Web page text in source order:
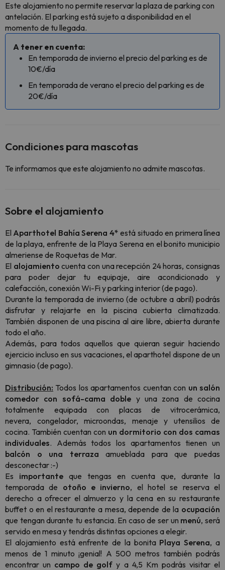
Este alojamiento no permite reservar la plaza de parking con
antelación. El parking está sujeto a disponibilidad en el
momento de tu llegada.
A tener en cuenta:
En temporada de invierno el precio del parking es de
10€/día
En temporada de verano el precio del parking es de
20€/día
Condiciones para mascotas
Te informamos que este alojamiento no admite mascotas.
Sobre el alojamiento
El Aparthotel Bahía Serena 4* está situado en primera línea
de la playa, enfrente de la Playa Serena en el bonito municipio
almeriense de Roquetas de Mar.
El alojamientocuenta con una recepción 24 horas, consignas
para poder dejar tu equipaje, aire acondicionado y
calefacción, conexión Wi-Fi y parking interior (de pago).
Durante la temporada de invierno (de octubre a abril) podrás
disfrutar y relajarte en la piscina cubierta climatizada.
También disponen de una piscina al aire libre, abierta durante
todo el año.
Además, para todos aquellos que quieran seguir haciendo
ejercicio incluso en sus vacaciones, el aparthotel dispone de un
gimnasio (de pago).
Distribución: Todos los apartamentos cuentan con un salón
comedor con sofá-cama doble y una zona de cocina
totalmente equipada con placas de vitrocerámica,
nevera, congelador, microondas, menaje y utensilios de
cocina. También cuentan con un dormitorio con dos camas
individuales. Además todos los apartamentos tienen un
balcón o una terraza amueblada para que puedas
desconectar :-)
Es importante que tengas en cuenta que, durante la
temporada de otoño e invierno, el hotel se reserva el
derecho a ofrecer el almuerzo y la cena en su restaurante
buffet o en el restaurante a mesa, depende de la ocupación
que tengan durante tu estancia. En caso de ser un menú, será
servido en mesa y tendrás distintas opciones a elegir.
El alojamiento está enfrente de la bonita Playa Serena, a
menos de 1 minuto ¡genial! A 500 metros también podrás
encontrar un campo de golf y a 4,5 Km podrás visitar el